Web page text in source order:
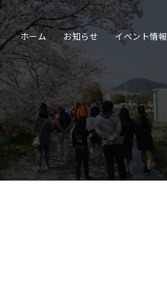
ホーム お知らせ イベント情報